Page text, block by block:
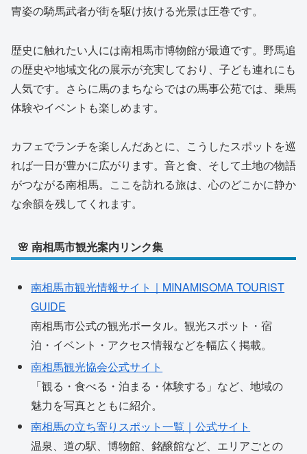
冑姿の騎馬武者が街を駆け抜ける光景は圧巻です。
歴史に触れたい人には南相馬市博物館が最適です。野馬追
の歴史や地域文化の展示が充実しており、子ども連れにも
人気です。さらに馬のまちならではの馬事公苑では、乗馬
体験やイベントも楽しめます。
カフェでランチを楽しんだあとに、こうしたスポットを巡
れば一日が豊かに広がります。音と食、そして土地の物語
がつながる南相馬。ここを訪れる旅は、心のどこかに静か
な余韻を残してくれます。
🌸 南相馬市観光案内リンク集
南相馬市観光情報サイト｜MINAMISOMA TOURIST
GUIDE
南相馬市公式の観光ポータル。観光スポット・宿
泊・イベント・アクセス情報などを幅広く掲載。
南相馬観光協会公式サイト
「観る・食べる・泊まる・体験する」など、地域の
魅力を写真とともに紹介。
南相馬の立ち寄りスポット一覧｜公式サイト
温泉、道の駅、博物館、銘醸館など、エリアごとの